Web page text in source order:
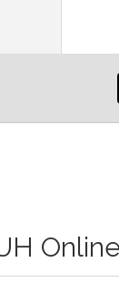
Online